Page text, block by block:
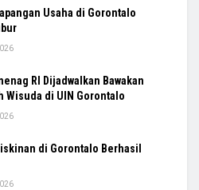
Usaha di Gorontalo
RI Dijadwalkan Bawakan
Wisuda di UIN Gorontalo
di Gorontalo Berhasil